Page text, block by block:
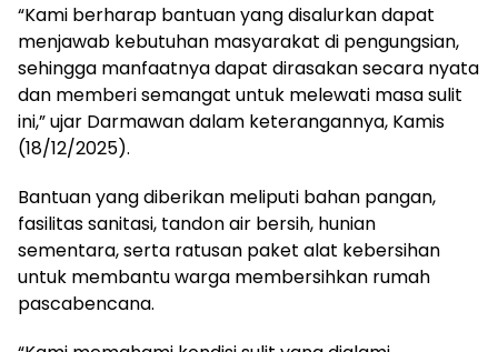
“Kami berharap bantuan yang disalurkan dapat
menjawab kebutuhan masyarakat di pengungsian,
sehingga manfaatnya dapat dirasakan secara nyata
dan memberi semangat untuk melewati masa sulit
ini,” ujar Darmawan dalam keterangannya, Kamis
(18/12/2025).
Bantuan yang diberikan meliputi bahan pangan,
fasilitas sanitasi, tandon air bersih, hunian
sementara, serta ratusan paket alat kebersihan
untuk membantu warga membersihkan rumah
pascabencana.